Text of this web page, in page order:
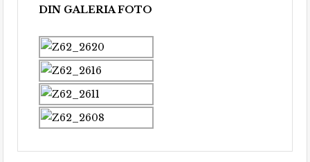
DIN GALERIA FOTO